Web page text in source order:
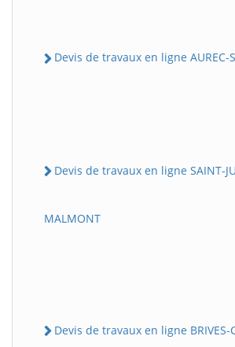
Devis de travaux en ligne AUREC-
Devis de travaux en ligne SAINT-
MALMONT
Devis de travaux en ligne BRIVES-